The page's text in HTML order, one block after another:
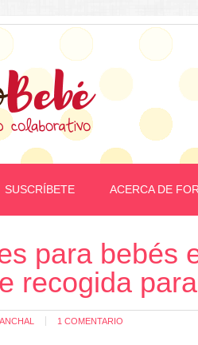
SUSCRÍBETE ACERCA DE
para bebés
recogida
1 COMENTARIO